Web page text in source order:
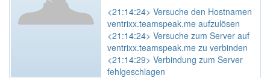
<21:14:24> Versuche den Hostnamen
ventrixx.teamspeak.me aufzulösen
<21:14:24> Versuche zum Server auf
ventrixx.teamspeak.me zu verbinden
<21:14:29> Verbindung zum Server
fehlgeschlagen